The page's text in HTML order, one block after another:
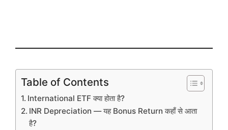
Table of Contents
International ETF क्या होता है?
INR Depreciation — यह Bonus Return कहाँ से आता
है?